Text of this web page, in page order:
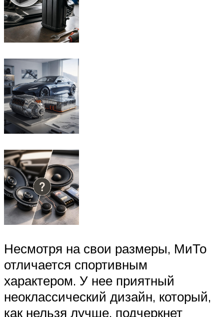
Несмотря на свои размеры, МиТо
отличается спортивным
характером. У нее приятный
неоклассический дизайн, который,
как нельзя лучше, подчеркнет